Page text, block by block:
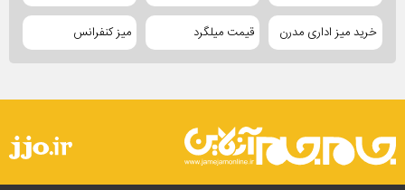
خرید میز اداری مدرن قیمت میلگرد میز کنفرانس